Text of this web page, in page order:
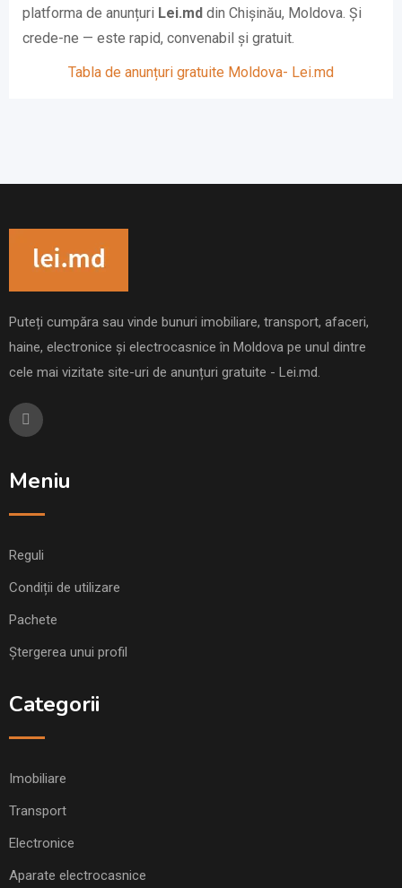
platforma de anunțuri Lei.md din Chișinău, Moldova. Și
crede-ne — este rapid, convenabil și gratuit.
Tabla de anunțuri gratuite Moldova- Lei.md
Puteți cumpăra sau vinde bunuri imobiliare, transport, afaceri,
haine, electronice și electrocasnice în Moldova pe unul dintre
cele mai vizitate site-uri de anunțuri gratuite - Lei.md.
Meniu
Reguli
Condiții de utilizare
Pachete
Ștergerea unui profil
Categorii
Imobiliare
Transport
Electronice
Aparate electrocasnice